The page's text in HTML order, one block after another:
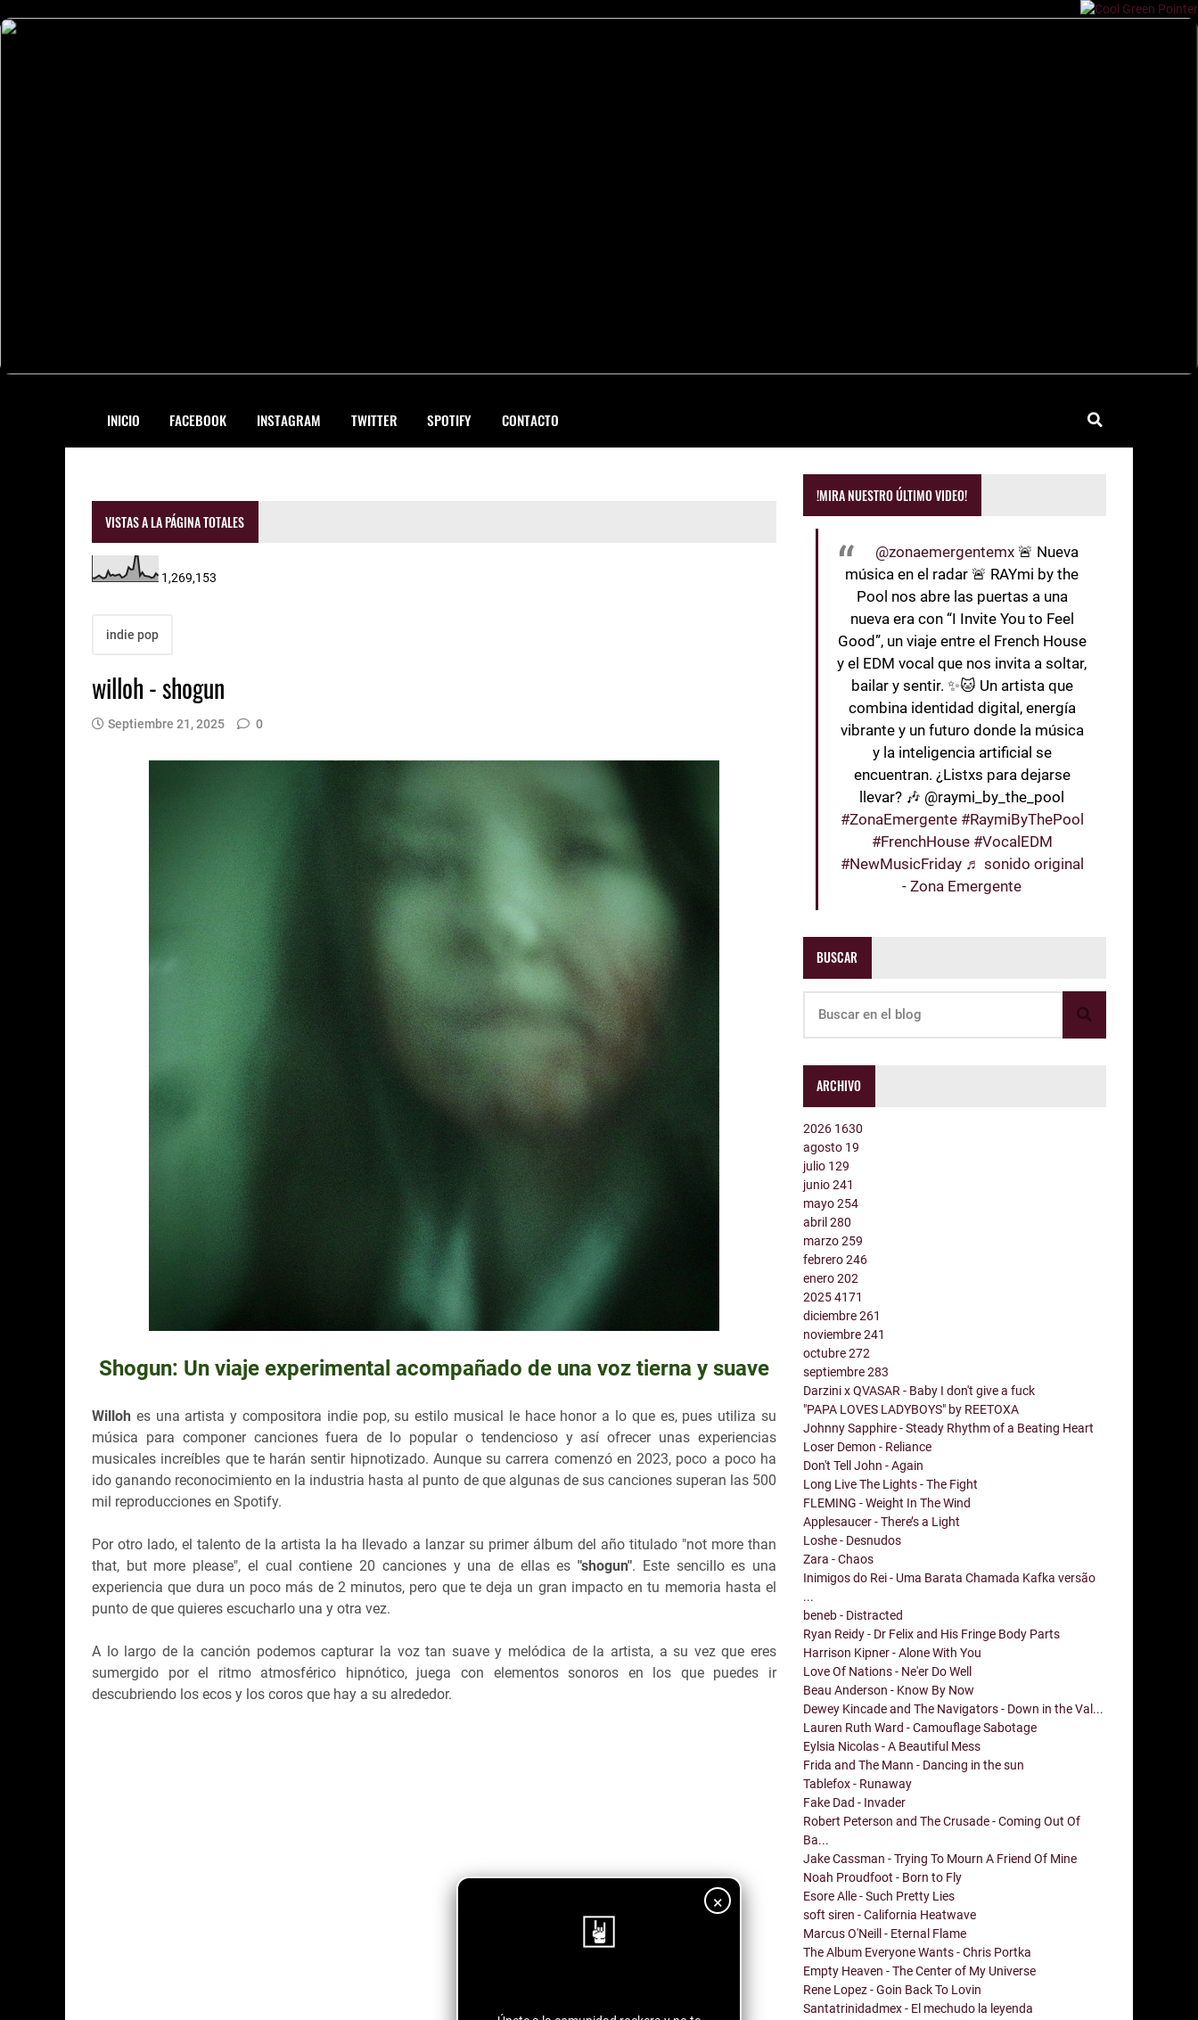
INICIO FACEBOOK INSTAGRAM TWITTER SPOTIFY CONTACTO
×
VISTAS A LA PÁGINA TOTALES
1,269,153
indie pop
willoh - shogun
Septiembre 21, 2025 0
Shogun: Un viaje experimental acompañado de una voz tierna y suave
Willoh es una artista y compositora indie pop, su estilo musical le hace honor a lo que es, pues utiliza su
música para componer canciones fuera de lo popular o tendencioso y así ofrecer unas experiencias
musicales increíbles que te harán sentir hipnotizado. Aunque su carrera comenzó en 2023, poco a poco ha
ido ganando reconocimiento en la industria hasta al punto de que algunas de sus canciones superan las 500
mil reproducciones en Spotify.
Por otro lado, el talento de la artista la ha llevado a lanzar su primer álbum del año titulado "not more than
that, but more please", el cual contiene 20 canciones y una de ellas es"shogun". Este sencillo es una
experiencia que dura un poco más de 2 minutos, pero que te deja un gran impacto en tu memoria hasta el
punto de que quieres escucharlo una y otra vez.
A lo largo de la canción podemos capturar la voz tan suave y melódica de la artista, a su vez que eres
sumergido por el ritmo atmosférico hipnótico, juega con elementos sonoros en los que puedes ir
descubriendo los ecos y los coros que hay a su alrededor.
!MIRA NUESTRO ÚLTIMO VIDEO!
@zonaemergentemx 🚨 Nueva
música en el radar 🚨 RAYmi by the
Pool nos abre las puertas a una
nueva era con “I Invite You to Feel
Good”, un viaje entre el French House
y el EDM vocal que nos invita a soltar,
bailar y sentir. ✨🐱 Un artista que
combina identidad digital, energía
vibrante y un futuro donde la música
y la inteligencia artificial se
encuentran. ¿Listxs para dejarse
llevar? 🎶 @raymi_by_the_pool
#ZonaEmergente #RaymiByThePool
#FrenchHouse #VocalEDM
#NewMusicFriday ♬ sonido original
- Zona Emergente
BUSCAR
ARCHIVO
2026 1630
agosto 19
julio 129
junio241
mayo254
abril280
marzo259
febrero246
enero202
20254171
diciembre261
noviembre241
octubre272
septiembre283
Darzini x QVASAR - Baby I don't give a fuck
"PAPA LOVES LADYBOYS" by REETOXA
Johnny Sapphire - Steady Rhythm of a Beating Heart
Loser Demon - Reliance
Don't Tell John - Again
Long Live The Lights - The Fight
FLEMING - Weight In The Wind
Applesaucer - There’s a Light
Loshe - Desnudos
Zara - Chaos
Inimigos do Rei - Uma Barata Chamada Kafka versão
...
beneb - Distracted
Ryan Reidy - Dr Felix and His Fringe Body Parts
Harrison Kipner - Alone With You
Love Of Nations - Ne'er Do Well
Beau Anderson - Know By Now
Dewey Kincade and The Navigators - Down in the Val...
Lauren Ruth Ward - Camouflage Sabotage
Eylsia Nicolas - A Beautiful Mess
Frida and The Mann - Dancing in the sun
Tablefox - Runaway
Fake Dad - Invader
Robert Peterson and The Crusade - Coming Out Of
Ba...
Jake Cassman - Trying To Mourn A Friend Of Mine
Noah Proudfoot - Born to Fly
Esore Alle - Such Pretty Lies
soft siren - California Heatwave
Marcus O'Neill - Eternal Flame
The Album Everyone Wants - Chris Portka
Empty Heaven - The Center of My Universe
Rene Lopez - Goin Back To Lovin
Santatrinidadmex - El mechudo la leyenda